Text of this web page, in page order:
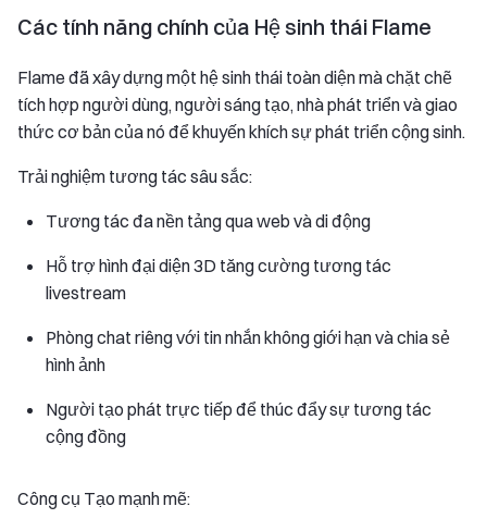
Các tính năng chính của Hệ sinh thái Flame
Flame đã xây dựng một hệ sinh thái toàn diện mà chặt chẽ
tích hợp người dùng, người sáng tạo, nhà phát triển và giao
thức cơ bản của nó để khuyến khích sự phát triển cộng sinh.
Trải nghiệm tương tác sâu sắc:
Tương tác đa nền tảng qua web và di động
Hỗ trợ hình đại diện 3D tăng cường tương tác
livestream
Phòng chat riêng với tin nhắn không giới hạn và chia sẻ
hình ảnh
Người tạo phát trực tiếp để thúc đẩy sự tương tác
cộng đồng
Công cụ Tạo mạnh mẽ: